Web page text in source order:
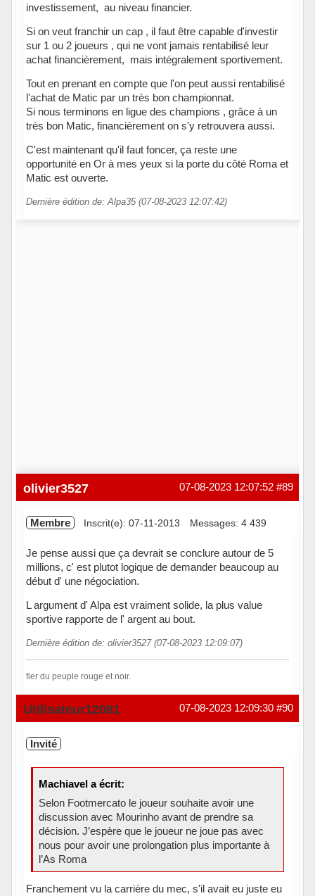
investissement, au niveau financier.
Si on veut franchir un cap , il faut être capable d'investir
sur 1 ou 2 joueurs , qui ne vont jamais rentabilisé leur
achat financièrement, mais intégralement sportivement.
Tout en prenant en compte que l'on peut aussi rentabilisé
l'achat de Matic par un très bon championnat.
Si nous terminons en ligue des champions , grâce à un
très bon Matic, financièrement on s'y retrouvera aussi.
C'est maintenant qu'il faut foncer, ça reste une
opportunité en Or à mes yeux si la porte du côté Roma et
Matic est ouverte.
Dernière édition de: Alpa35 (07-08-2023 12:07:42)
#89
07-08-2023 12:07:52
olivier3527
Membre Inscrit(e): 07-11-2013 Messages: 4 439
Je pense aussi que ça devrait se conclure autour de 5
millions, c' est plutot logique de demander beaucoup au
début d' une négociation.
L argument d' Alpa est vraiment solide, la plus value
sportive rapporte de l' argent au bout.
Dernière édition de: olivier3527 (07-08-2023 12:09:07)
fier du peuple rouge et noir.
Hors ligne #90
07-08-2023 12:09:30
Utilisateur12081
Invité
Machiavel a écrit:
Selon Footmercato le joueur souhaite avoir une
discussion avec Mourinho avant de prendre sa
décision. J’espère que le joueur ne joue pas avec
nous pour avoir une prolongation plus importante à
l’As Roma
Franchement vu la carrière du mec, s'il avait eu juste eu